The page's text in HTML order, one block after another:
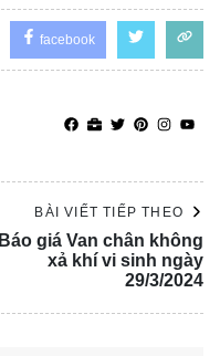
facebook
BÀI VIẾT TIẾP THEO
Báo giá Van chân không
xả khí vi sinh ngày
29/3/2024